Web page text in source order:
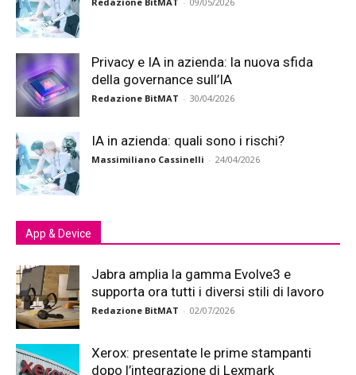
Privacy e IA in azienda: la nuova sfida
della governance sull’IA
Redazione BitMAT - 30/04/2026
IA in azienda: quali sono i rischi?
Massimiliano Cassinelli - 24/04/2026
App & Device
Jabra amplia la gamma Evolve3 e
supporta ora tutti i diversi stili di lavoro
Redazione BitMAT - 02/07/2026
Xerox: presentate le prime stampanti
dopo l’integrazione di Lexmark